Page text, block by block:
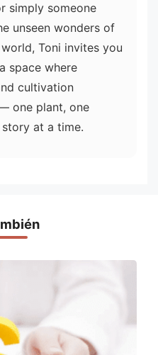
simply someone
unseen wonders of
Toni invites you
space where
cultivation
one plant, one
at a time.